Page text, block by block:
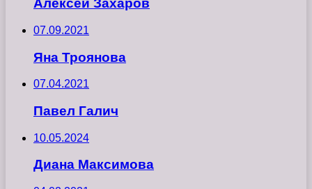
Алексей Захаров
07.09.2021
Яна Троянова
07.04.2021
Павел Галич
10.05.2024
Диана Максимова